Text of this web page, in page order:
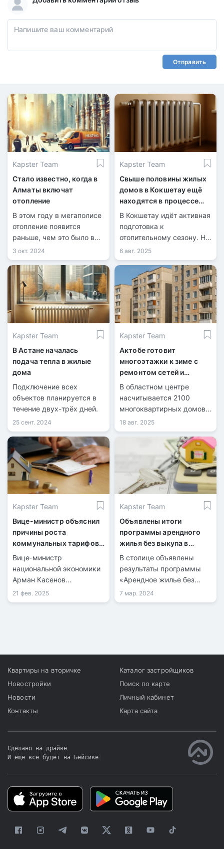
Отправить
Kapster Team
Стало известно, когда в
Алматы включат
отопление
В этом году в мегаполисе
отопление появится
раньше, чем это было в
прошлом году.
3 окт. 2024
Kapster Team
Свыше половины жилых
домов в Кокшетау ещё
находятся в процессе
подготовки к
В Кокшетау идёт активная
подготовка к
отопительному сезону. На
сегодня готовность
многоквартирного жилья
составляет 46%, при этом
ведутся работы на
тепловых источниках и
продолжается
приведение в порядок
бесхозного фонда.
6 авг. 2025
Kapster Team
В Астане началась
подача тепла в жилые
дома
Подключение всех
объектов планируется в
течение двух-трёх дней.
25 сент. 2024
Kapster Team
Актобе готовит
многоэтажки к зиме с
ремонтом сетей и
проверкой управляющих
В областном центре
насчитывается 2100
многоквартирных домов.
Часть из них проходит
текущий и капитальный
ремонт систем отопления,
управляющие компании
справляются с
подготовкой к зимнему
периоду.
18 авг. 2025
Kapster Team
Вице-министр объяснил
причины роста
коммунальных тарифов
в Казахстане
Вице-министр
национальной экономики
Арман Касенов
высказался по поводу
роста тарифов на
21 фев. 2025
Kapster Team
Объявлены итоги
программы арендного
жилья без выкупа в
Астане
В столице объявлены
результаты программы
«Арендное жилье без
права выкупа» для
многодетных семей,
групп населения.
7 мар. 2024
Квартиры на вторичке
Новостройки
Новости
Контакты
Каталог застройщиков
Поиск по карте
Личный кабинет
Карта сайта
Сделано на драйве
И еще все будет на Бейсике